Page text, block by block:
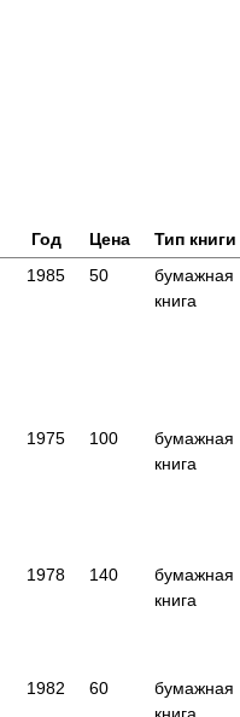
Год Цена
Тип книги
1985 50
бумажная
книга
1975 100
бумажная
книга
1978 140
бумажная
книга
1982 60
бумажная